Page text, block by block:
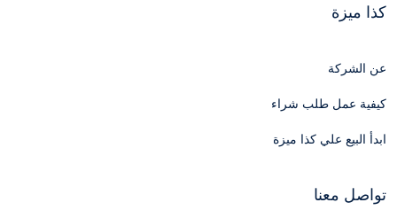
كذا ميزة
عن الشركة
كيفية عمل طلب شراء
ابدأ البيع علي كذا ميزة
تواصل معنا